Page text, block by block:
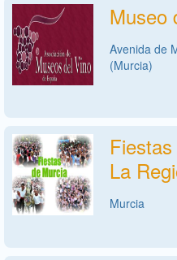
Museo
Avenida de
(Murcia)
La
Murcia